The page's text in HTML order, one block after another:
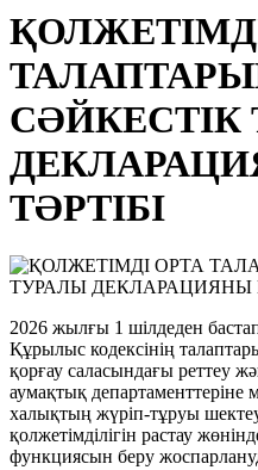
СӘЙКЕСТІК
ТӘРТІБІ
2026 жылғы 1 шілдеден
Құрылыс кодексінің
қорғау саласындағы реттеу
аумақтық департаменттеріне
халықтың жүріп-тұруы
қолжетімділігін растау
функциясын беру